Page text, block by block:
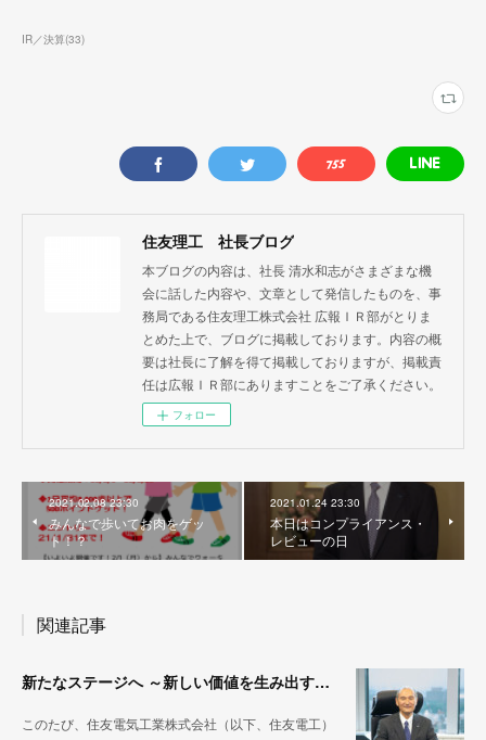
IR／決算(33)
住友理工 社長ブログ
本ブログの内容は、社長 清水和志がさまざまな機
会に話した内容や、文章として発信したものを、事
務局である住友理工株式会社 広報ＩＲ部がとりま
とめた上で、ブログに掲載しております。内容の概
要は社長に了解を得て掲載しておりますが、掲載責
任は広報ＩＲ部にありますことをご了承ください。
フォロー
2021.02.08 23:30
みんなで歩いてお肉をゲッ
ト！？
2021.01.24 23:30
本日はコンプライアンス・
レビューの日
関連記事
新たなステージへ ～新しい価値を生み出す機会～
このたび、住友電気工業株式会社（以下、住友電工）